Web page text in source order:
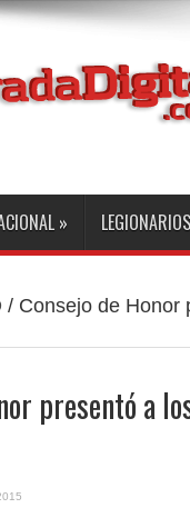
» LEGIONARIOS
/ Consejo de Honor
presentó a